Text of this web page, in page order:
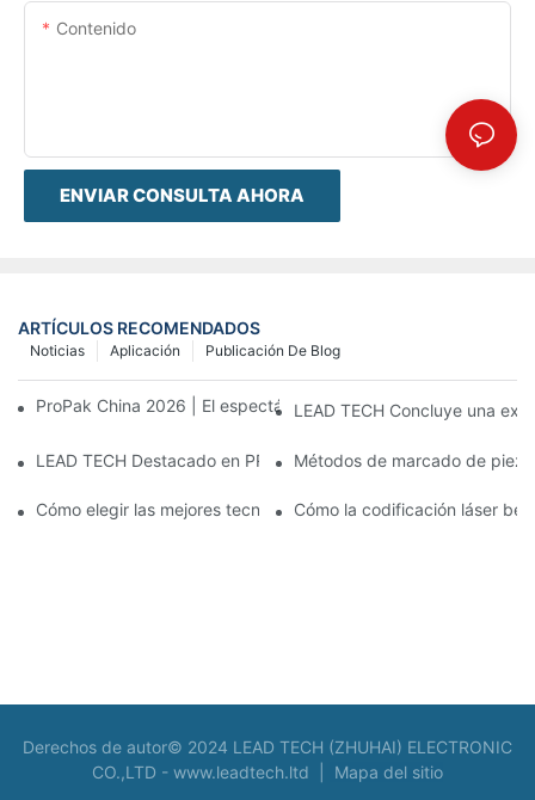
Contenido
ENVIAR CONSULTA AHORA
ARTÍCULOS RECOMENDADOS
Publicación De Blog
Aplicación
Noticias
ProPak China 2026 | El espectáculo termina, nuestro servicio
LEAD TECH Concluye una
LEAD TECH Destacado en PR Newswire: Presentación de
Métodos de marcado de
Cómo elegir las mejores tecnologías para la codificación y el
Cómo la codificación láser
Derechos de autor© 2024 LEAD TECH (ZHUHAI) ELECTRONIC
CO.,LTD - www.leadtech.ltd Mapa del sitio